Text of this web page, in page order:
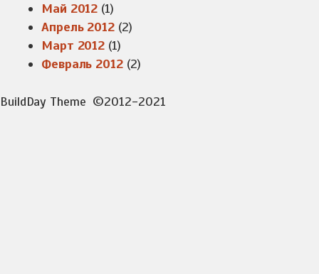
Май 2012 (1)
Апрель 2012(2)
Март 2012 (1)
Февраль 2012(2)
BuildDay Theme ©2012-2021